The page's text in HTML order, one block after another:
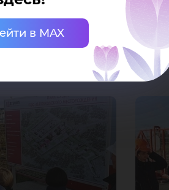
в MAX
того, выпускник ЮГУ, а
работе в компании и